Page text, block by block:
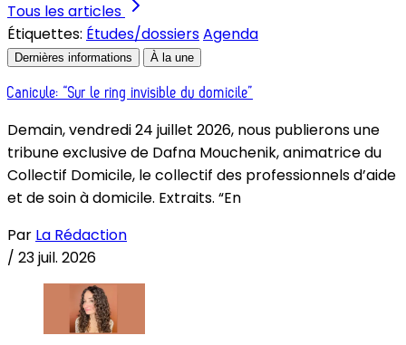
Tous les articles
Étiquettes: Études/dossiersAgenda
Dernières informations À la une
Canicule: “Sur le ring invisible du domicile”
Demain, vendredi 24 juillet 2026, nous publierons une
tribune exclusive de Dafna Mouchenik, animatrice du
Collectif Domicile, le collectif des professionnels d’aide
et de soin à domicile. Extraits. “En
Par La Rédaction
/ 23 juil. 2026